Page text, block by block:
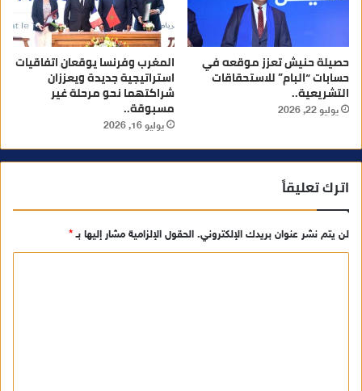
حصيلة حنيش تعزز موقعه في
حسابات “البام” للاستحقاقات
التشريعية..
يوليو 22, 2026
المغرب وفرنسا يوقعان اتفاقيات
استراتيجية جديدة ويعززان
شراكتهما نحو مرحلة غير
مسبوقة..
يوليو 16, 2026
اترك تعليقاً
لن يتم نشر عنوان بريدك الإلكتروني. الحقول الإلزامية مشار إليها بـ*